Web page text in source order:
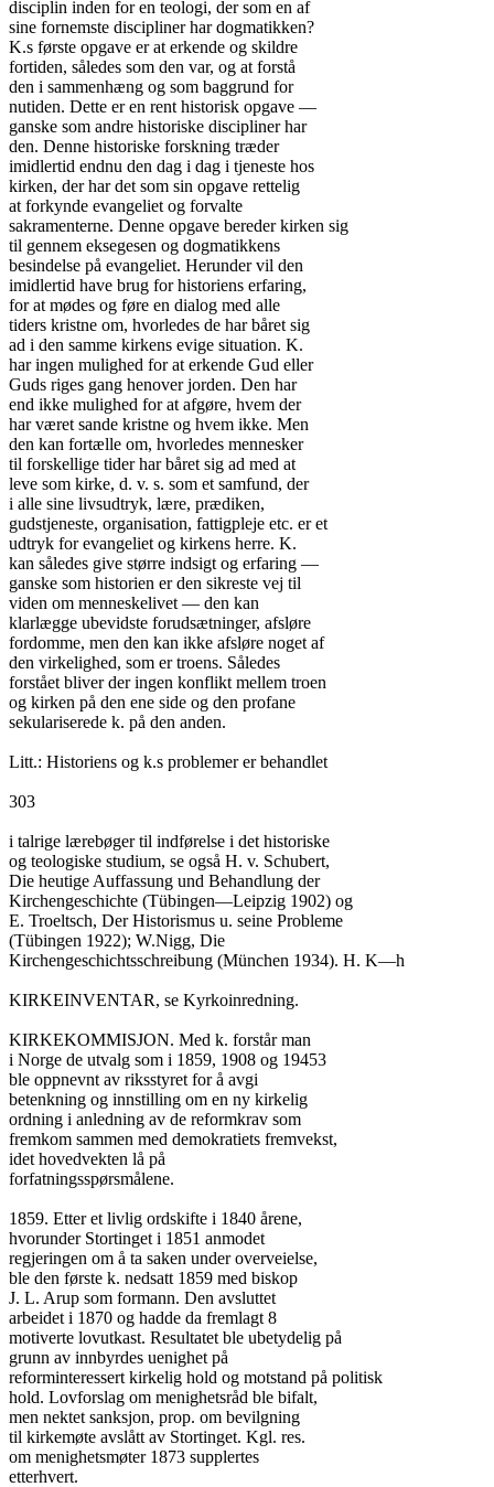
disciplin inden for en teologi, der som en af
sine fornemste discipliner har dogmatikken?
K.s første opgave er at erkende og skildre
fortiden, således som den var, og at forstå
den i sammenhæng og som baggrund for
nutiden. Dette er en rent historisk opgave —
ganske som andre historiske discipliner har
den. Denne historiske forskning træder
imidlertid endnu den dag i dag i tjeneste hos
kirken, der har det som sin opgave rettelig
at forkynde evangeliet og forvalte
sakramenterne. Denne opgave bereder kirken sig
til gennem eksegesen og dogmatikkens
besindelse på evangeliet. Herunder vil den
imidlertid have brug for historiens erfaring,
for at mødes og føre en dialog med alle
tiders kristne om, hvorledes de har båret sig
ad i den samme kirkens evige situation. K.
har ingen mulighed for at erkende Gud eller
Guds riges gang henover jorden. Den har
end ikke mulighed for at afgøre, hvem der
har været sande kristne og hvem ikke. Men
den kan fortælle om, hvorledes mennesker
til forskellige tider har båret sig ad med at
leve som kirke, d. v. s. som et samfund, der
i alle sine livsudtryk, lære, prædiken,
gudstjeneste, organisation, fattigpleje etc. er et
udtryk for evangeliet og kirkens herre. K.
kan således give større indsigt og erfaring —
ganske som historien er den sikreste vej til
viden om menneskelivet — den kan
klarlægge ubevidste forudsætninger, afsløre
fordomme, men den kan ikke afsløre noget af
den virkelighed, som er troens. Således
forstået bliver der ingen konflikt mellem troen
og kirken på den ene side og den profane
sekulariserede k. på den anden.
Litt.: Historiens og k.s problemer er behandlet
303
i talrige lærebøger til indførelse i det historiske
og teologiske studium, se også H. v. Schubert,
Die heutige Auffassung und Behandlung der
Kirchengeschichte (Tübingen—Leipzig 1902) og
E. Troeltsch, Der Historismus u. seine Probleme
(Tübingen 1922); W.Nigg, Die
Kirchengeschichtsschreibung (München 1934). H. K—h
KIRKEINVENTAR, se Kyrkoinredning.
KIRKEKOMMISJON. Med k. forstår man
i Norge de utvalg som i 1859, 1908 og 19453
ble oppnevnt av riksstyret for å avgi
betenkning og innstilling om en ny kirkelig
ordning i anledning av de reformkrav som
fremkom sammen med demokratiets fremvekst,
idet hovedvekten lå på
forfatningsspørsmålene.
1859. Etter et livlig ordskifte i 1840 årene,
hvorunder Stortinget i 1851 anmodet
regjeringen om å ta saken under overveielse,
ble den første k. nedsatt 1859 med biskop
J. L. Arup som formann. Den avsluttet
arbeidet i 1870 og hadde da fremlagt 8
motiverte lovutkast. Resultatet ble ubetydelig på
grunn av innbyrdes uenighet på
reforminteressert kirkelig hold og motstand på politisk
hold. Lovforslag om menighetsråd ble bifalt,
men nektet sanksjon, prop. om bevilgning
til kirkemøte avslått av Stortinget. Kgl. res.
om menighetsmøter 1873 supplertes
etterhvert.